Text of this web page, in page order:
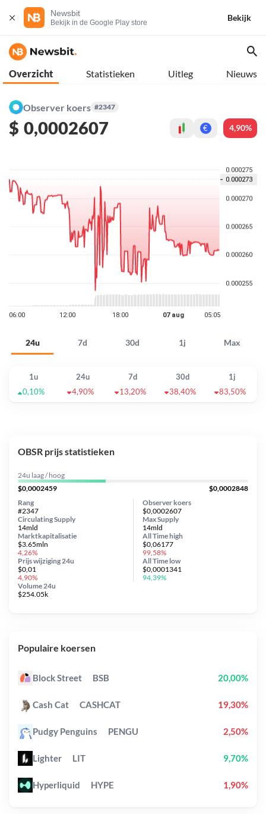
Newsbit
Bekijk in de Google Play store
Bekijk
Overzicht Statistieken Uitleg Nieuws
Observer koers #2347
$ 0,0002607 € 4,90%
24u 7d 30d 1j Max
1u 24u 7d 30d
1j
0,10%
4,90% 13,20% 38,40% 83,50%
OBSR prijs statistieken
24u laag / hoog
$0,0002459
$0,0002848
Observer koers
$0,0002607
Circulating Supply
14mld
Prijs wijziging 24u
$0,01
4,90%
Max Supply
14mld
Marktkapitalisatie
$3.65mln
4,26%
Volume 24u
$254.05k
Rang
#2347
All Timehigh
$0,06177
99,58%
All Time low
$0,0001341
94,39%
Populaire koersen
Block Street BSB 20,00%
Cash Cat CASHCAT 19,30%
Pudgy Penguins PENGU 2,50%
Lighter LIT 9,70%
Hyperliquid HYPE 1,90%